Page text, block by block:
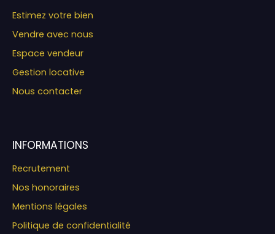
Estimez votre bien
Vendre avec nous
Espace vendeur
Gestion locative
Nous contacter
INFORMATIONS
Recrutement
Nos honoraires
Mentions légales
Politique de confidentialité